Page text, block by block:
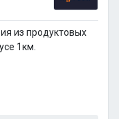
из продуктовых
1км.